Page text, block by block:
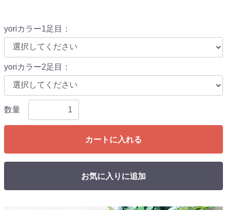
yoriカラー1足目 ：
yoriカラー2足目 ：
数量
カートに入れる
お気に入りに追加